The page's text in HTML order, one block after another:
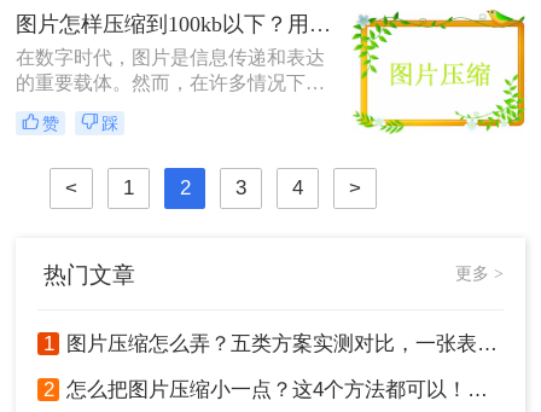
时，这无疑增加了操作的难度。那么
照片怎么压缩到100KB以下呢？本文
将为您介绍几种实用的方法，帮助您
轻松将照片压缩至100KB以下。
图片怎样压缩到100kb以下？用这三种方法就够了！
在数字时代，图片是信息传递和表达
的重要载体。然而，在许多情况下，
如电子邮件附件、社交媒体分享或网
站上传，我们需要对图片大小进行严
传输。特别是当需要将图片压缩到
100KB以下时，掌握一些有效的压缩
缩到100kb以下呢？以下将详细介绍
几种方法，帮助您轻松实现这一目
赞 踩
< 1 2 3 4 >
热门文章 更多 >
1 图片压缩怎么弄？五类方案实测对比，一张表看懂怎么选！
2 怎么把图片压缩小一点？这4个方法都可以！赶紧试试！